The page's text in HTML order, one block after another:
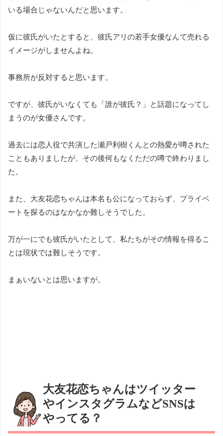
いる場合じゃないんだと思います。
仮に彼氏がいたとすると、彼氏アリの若手女優なんて売れる
イメージがしませんよね。
事務所が反対すると思います。
ですが、彼氏がいなくても「誰が彼氏？」と話題になってし
まうのが女優さんです。
過去には恋人役で共演した瀬戸利樹くんとの熱愛が噂された
こともありましたが、その後何もなくただの噂で終わりまし
た。
また、大友花恋ちゃんは本名も公になっておらず、プライベ
ートを探るのはなかなか難しそうでした。
万が一にでも彼氏がいたとして、私たちがその情報を得るこ
とは現状では難しそうです。
まぁいないとは思いますが。
大友花恋ちゃんはツイッター
やインスタグラムなどSNSは
やってる？